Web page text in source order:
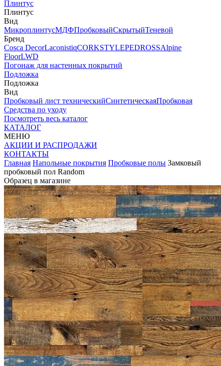
Плинтус
Плинтус
Вид
МикроплинтусМДФПробковыйСкрытыйТеневой
Бренд
Cosca DecorLaconistiqCORKSTYLEPEDROSSAlpine
FloorLWD
Погонаж для настенных покрытий
Подложка
Подложка
Вид
Пробковый лист техническийСинтетическаяПробковая
Средства по уходу
Посмотреть весь каталог
КАТАЛОГ
МЕНЮ
АКЦИИ И РАСПРОДАЖИ
КОНТАКТЫ
Главная Напольные покрытия Пробковые полы Замковый
пробковый пол Random
Образец в магазине